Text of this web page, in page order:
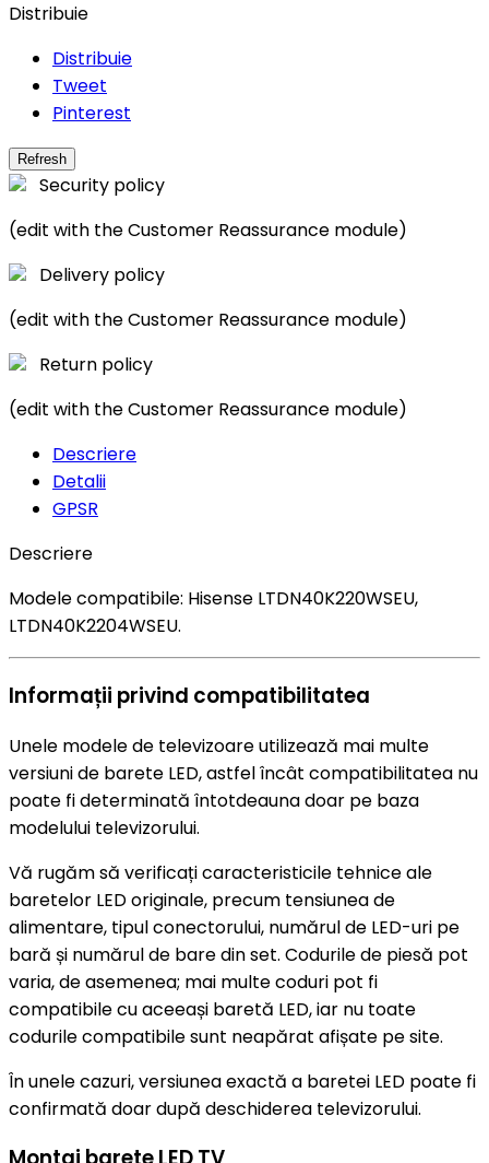
Distribuie
Distribuie
Tweet
Pinterest
Security policy
(edit with the Customer Reassurance module)
Delivery policy
(edit with the Customer Reassurance module)
Return policy
(edit with the Customer Reassurance module)
Descriere
Detalii
GPSR
Descriere
Modele compatibile: Hisense LTDN40K220WSEU,
LTDN40K2204WSEU.
Informații privind compatibilitatea
Unele modele de televizoare utilizează mai multe
versiuni de barete LED, astfel încât compatibilitatea nu
poate fi determinată întotdeauna doar pe baza
modelului televizorului.
Vă rugăm să verificați caracteristicile tehnice ale
baretelor LED originale, precum tensiunea de
alimentare, tipul conectorului, numărul de LED-uri pe
bară și numărul de bare din set. Codurile de piesă pot
varia, de asemenea; mai multe coduri pot fi
compatibile cu aceeași baretă LED, iar nu toate
codurile compatibile sunt neapărat afișate pe site.
În unele cazuri, versiunea exactă a baretei LED poate fi
confirmată doar după deschiderea televizorului.